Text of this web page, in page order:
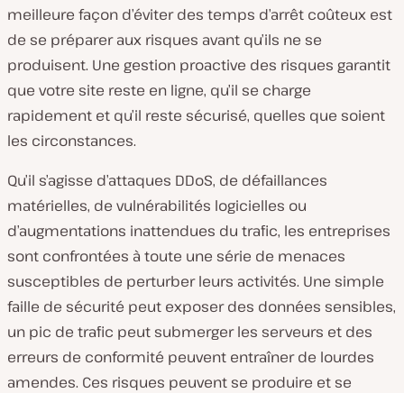
meilleure façon d’éviter des temps d’arrêt coûteux est
de se préparer aux risques avant qu’ils ne se
produisent. Une gestion proactive des risques garantit
que votre site reste en ligne, qu’il se charge
rapidement et qu’il reste sécurisé, quelles que soient
les circonstances.
Qu’il s’agisse d’attaques DDoS, de défaillances
matérielles, de vulnérabilités logicielles ou
d’augmentations inattendues du trafic, les entreprises
sont confrontées à toute une série de menaces
susceptibles de perturber leurs activités. Une simple
faille de sécurité peut exposer des données sensibles,
un pic de trafic peut submerger les serveurs et des
erreurs de conformité peuvent entraîner de lourdes
amendes. Ces risques peuvent se produire et se